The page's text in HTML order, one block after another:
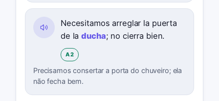
Necesitamos arreglar la puerta
de laducha; no cierra bien.
A2
Precisamos consertar a porta do chuveiro; ela
não fecha bem.